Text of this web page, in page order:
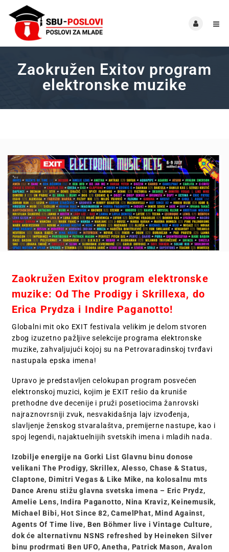
Zaokružen Exitov program
elektronske muzike
Zaokružen Exitov program elektronske
muzike: Od The Prodigy i Skrillexa, do
Erica Prydza i Indire Paganotto!
Globalni mit oko EXIT festivala velikim je delom stvoren
zbog izuzetno pažljive selekcije programa elektronske
muzike, zahvaljujući kojoj su na Petrovaradinskoj tvrđavi
nastupala epska imena!
Upravo je predstavljen celokupan program posvećen
elektronskoj muzici, kojim je EXIT rešio da kruniše
prethodne dve decenije i pruži posetiocima žanrovski
najraznovrsniji zvuk, nesvakidašnja lajv izvođenja,
slavljenje ženskog stvaralaštva, premijerne nastupe, kao i
spoj legendi, najaktuelnijih svetskih imena i mladih nada.
Izobilje energije na Gorki List Glavnu binu donose
velikani The Prodigy, Skrillex, Alesso, Chase & Status,
Claptone, Dimitri Vegas & Like Mike, na kolosalnu mts
Dance Arenu stižu glavna svetska imena – Eric Prydz,
Amelie Lens, Indira Paganotto, Nina Kraviz, Keinemusik,
Michael Bibi, Hot Since 82, CamelPhat, Mind Against,
Agents Of Time live, Ben Böhmer live i Vintage Culture,
dok će alternativnu NSNS refreshed by Heineken Silver
binu prodrmati Ben UFO, Anetha, Patrick Mason, Avalon